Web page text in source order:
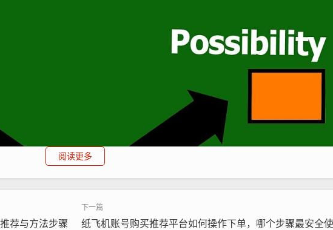
阅读更多
荐与方法步骤
纸飞机账号购买推荐平台如何操作下单，哪个步骤最安全